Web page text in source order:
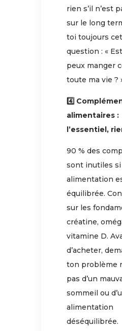
rien s’il n’est
sur le long
toi toujours
question : «
peux manger
toute ma vie ?
4️⃣
alimentaires :
l’essentiel,
90 % des
sont inutiles
alimentation
équilibrée.
sur les
créatine,
vitamine D.
d’acheter,
ton problème
pas d’un
sommeil ou
alimentation
déséquilibrée.